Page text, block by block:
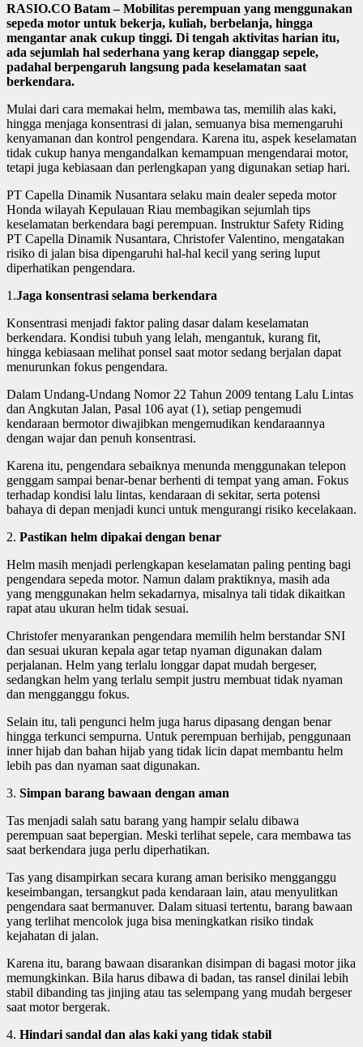
RASIO.CO Batam – Mobilitas perempuan yang menggunakan
sepeda motor untuk bekerja, kuliah, berbelanja, hingga
mengantar anak cukup tinggi. Di tengah aktivitas harian itu,
ada sejumlah hal sederhana yang kerap dianggap sepele,
padahal berpengaruh langsung pada keselamatan saat
berkendara.
Mulai dari cara memakai helm, membawa tas, memilih alas kaki,
hingga menjaga konsentrasi di jalan, semuanya bisa memengaruhi
kenyamanan dan kontrol pengendara. Karena itu, aspek keselamatan
tidak cukup hanya mengandalkan kemampuan mengendarai motor,
tetapi juga kebiasaan dan perlengkapan yang digunakan setiap hari.
PT Capella Dinamik Nusantara selaku main dealer sepeda motor
Honda wilayah Kepulauan Riau membagikan sejumlah tips
keselamatan berkendara bagi perempuan. Instruktur Safety Riding
PT Capella Dinamik Nusantara, Christofer Valentino, mengatakan
risiko di jalan bisa dipengaruhi hal-hal kecil yang sering luput
diperhatikan pengendara.
1.Jaga konsentrasi selama berkendara
Konsentrasi menjadi faktor paling dasar dalam keselamatan
berkendara. Kondisi tubuh yang lelah, mengantuk, kurang fit,
hingga kebiasaan melihat ponsel saat motor sedang berjalan dapat
menurunkan fokus pengendara.
Dalam Undang-Undang Nomor 22 Tahun 2009 tentang Lalu Lintas
dan Angkutan Jalan, Pasal 106 ayat (1), setiap pengemudi
kendaraan bermotor diwajibkan mengemudikan kendaraannya
dengan wajar dan penuh konsentrasi.
Karena itu, pengendara sebaiknya menunda menggunakan telepon
genggam sampai benar-benar berhenti di tempat yang aman. Fokus
terhadap kondisi lalu lintas, kendaraan di sekitar, serta potensi
bahaya di depan menjadi kunci untuk mengurangi risiko kecelakaan.
2. Pastikan helm dipakai dengan benar
Helm masih menjadi perlengkapan keselamatan paling penting bagi
pengendara sepeda motor. Namun dalam praktiknya, masih ada
yang menggunakan helm sekadarnya, misalnya tali tidak dikaitkan
rapat atau ukuran helm tidak sesuai.
Christofer menyarankan pengendara memilih helm berstandar SNI
dan sesuai ukuran kepala agar tetap nyaman digunakan dalam
perjalanan. Helm yang terlalu longgar dapat mudah bergeser,
sedangkan helm yang terlalu sempit justru membuat tidak nyaman
dan mengganggu fokus.
Selain itu, tali pengunci helm juga harus dipasang dengan benar
hingga terkunci sempurna. Untuk perempuan berhijab, penggunaan
inner hijab dan bahan hijab yang tidak licin dapat membantu helm
lebih pas dan nyaman saat digunakan.
3. Simpan barang bawaan dengan aman
Tas menjadi salah satu barang yang hampir selalu dibawa
perempuan saat bepergian. Meski terlihat sepele, cara membawa tas
saat berkendara juga perlu diperhatikan.
Tas yang disampirkan secara kurang aman berisiko mengganggu
keseimbangan, tersangkut pada kendaraan lain, atau menyulitkan
pengendara saat bermanuver. Dalam situasi tertentu, barang bawaan
yang terlihat mencolok juga bisa meningkatkan risiko tindak
kejahatan di jalan.
Karena itu, barang bawaan disarankan disimpan di bagasi motor jika
memungkinkan. Bila harus dibawa di badan, tas ransel dinilai lebih
stabil dibanding tas jinjing atau tas selempang yang mudah bergeser
saat motor bergerak.
4. Hindari sandal dan alas kaki yang tidak stabil